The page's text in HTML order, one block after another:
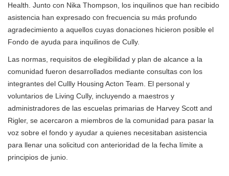
Health. Junto con Nika Thompson, los inquilinos que han recibido
asistencia han expresado con frecuencia su más profundo
agradecimiento a aquellos cuyas donaciones hicieron posible el
Fondo de ayuda para inquilinos de Cully.
Las normas, requisitos de elegibilidad y plan de alcance a la
comunidad fueron desarrollados mediante consultas con los
integrantes del Cullly Housing Acton Team. El personal y
voluntarios de Living Cully, incluyendo a maestros y
administradores de las escuelas primarias de Harvey Scott and
Rigler, se acercaron a miembros de la comunidad para pasar la
voz sobre el fondo y ayudar a quienes necesitaban asistencia
para llenar una solicitud con anterioridad de la fecha límite a
principios de junio.